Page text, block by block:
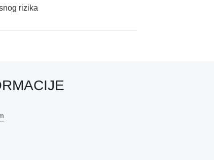
rizika